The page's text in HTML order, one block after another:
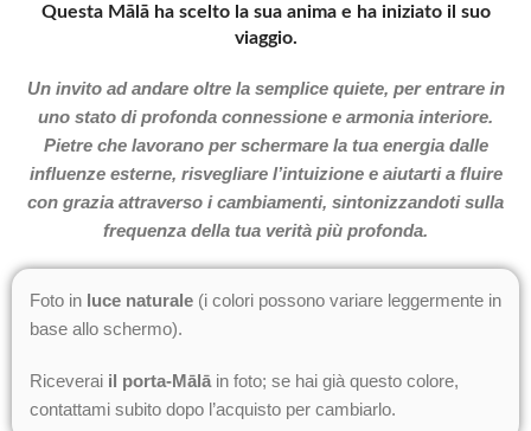
Questa Mālā ha scelto la sua anima e ha iniziato il suo
viaggio.
Un invito ad andare oltre la semplice quiete, per entrare in
uno stato di profonda connessione e armonia interiore.
Pietre che lavorano per schermare la tua energia dalle
influenze esterne, risvegliare l’intuizione e aiutarti a fluire
con grazia attraverso i cambiamenti, sintonizzandoti sulla
frequenza della tua verità più profonda.
Foto in luce naturale (i colori possono variare leggermente in
base allo schermo).
Riceverai il porta-Mālā in foto; se hai già questo colore,
contattami subito dopo l’acquisto per cambiarlo.